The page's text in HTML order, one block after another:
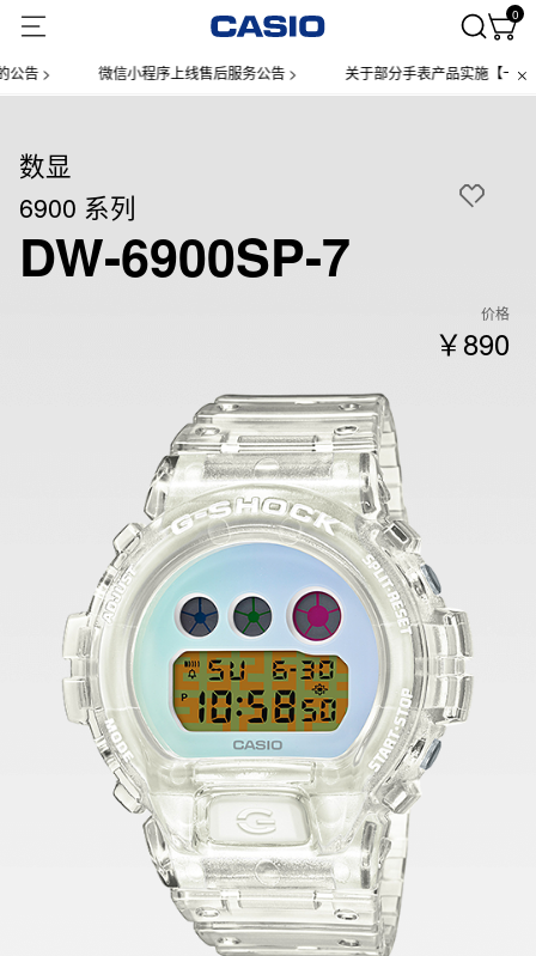
0
微信小程序上线售后服务公告 > 关于部分手表产品实施【一物一码】管理的
数显
6900 系列
DW-6900SP-7
价格
￥890